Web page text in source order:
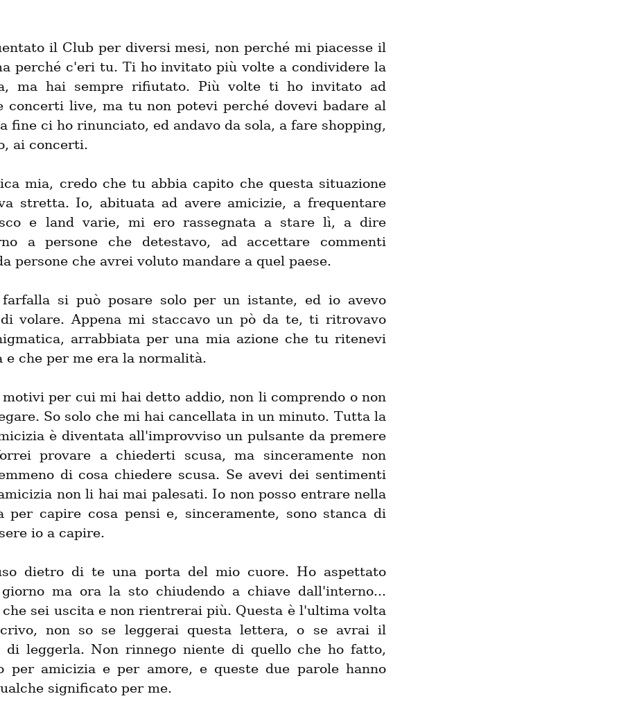
il Club per diversi mesi, non perché mi piacesse il
perché c'eri tu. Ti ho invitato più volte a condividere la
ma hai sempre rifiutato. Più volte ti ho invitato ad
concerti live, ma tu non potevi perché dovevi badare al
fine ci ho rinunciato, ed andavo da sola, a fare shopping,
ai concerti.
mia, credo che tu abbia capito che questa situazione
stretta. Io, abituata ad avere amicizie, a frequentare
e land varie, mi ero rassegnata a stare lì, a dire
a persone che detestavo, ad accettare commenti
persone che avrei voluto mandare a quel paese.
si può posare solo per un istante, ed io avevo
volare. Appena mi staccavo un pò da te, ti ritrovavo
arrabbiata per una mia azione che tu ritenevi
e che per me era la normalità.
per cui mi hai detto addio, non li comprendo o non
So solo che mi hai cancellata in un minuto. Tutta la
è diventata all'improvviso un pulsante da premere
provare a chiederti scusa, ma sinceramente non
di cosa chiedere scusa. Se avevi dei sentimenti
non li hai mai palesati. Io non posso entrare nella
per capire cosa pensi e, sinceramente, sono stanca di
io a capire.
dietro di te una porta del mio cuore. Ho aspettato
giorno ma ora la sto chiudendo a chiave dall'interno...
sei uscita e non rientrerai più. Questa è l'ultima volta
non so se leggerai questa lettera, o se avrai il
di leggerla. Non rinnego niente di quello che ho fatto,
per amicizia e per amore, e queste due parole hanno
significato per me.